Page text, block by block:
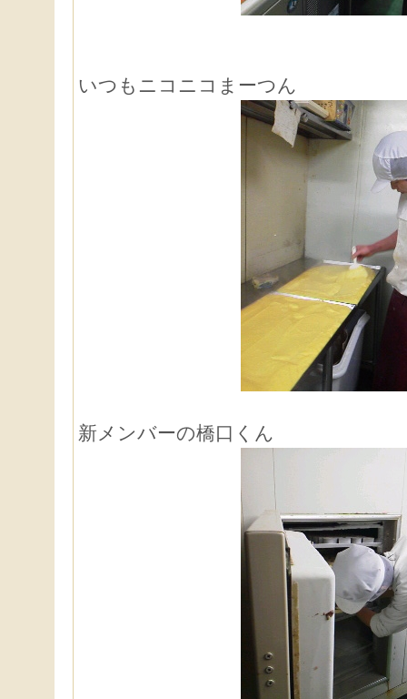
いつもニコニコまーつん
新メンバーの橋口くん